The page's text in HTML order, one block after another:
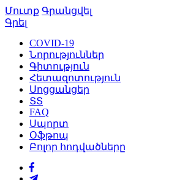
Մուտք Գրանցվել
Գրել
COVID-19
Նորություններ
Գիտություն
Հետազոտություն
Սոցցանցեր
ՏՏ
FAQ
Սպորտ
Օֆթոպ
Բոլոր հոդվածները